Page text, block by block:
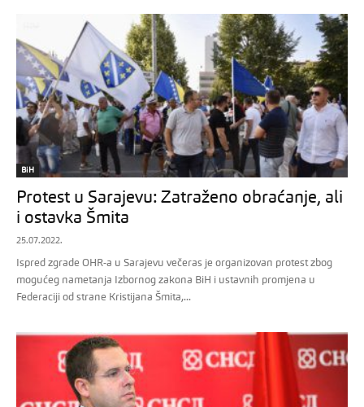
BiH
Protest u Sarajevu: Zatraženo obraćanje, ali
i ostavka Šmita
25.07.2022.
Ispred zgrade OHR-a u Sarajevu večeras je organizovan protest zbog
mogućeg nametanja Izbornog zakona BiH i ustavnih promjena u
Federaciji od strane Kristijana Šmita,...